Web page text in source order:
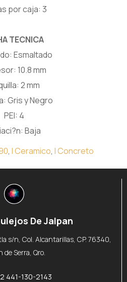
por caja: 3
TECNICA
Esmaltado
10.8 mm
2 mm
Gris y Negro
PEI: 4
Baja
, I Ceramico, I Concreto
De Jalpan
s/n, Col. Alcantarillas, CP. 76340,
de Serra, Qro.
441-130-2143